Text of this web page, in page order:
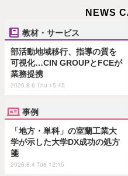
NEWS
教材・サービス
部活動地域移行、指導の質を
可視化…CIN GROUPとFCEが
業務提携
2026.8.6 Thu 15:45
事例
「地方・単科」の室蘭工業大
学が示した大学DX成功の処方
箋
2026.8.4 Tue 12:15